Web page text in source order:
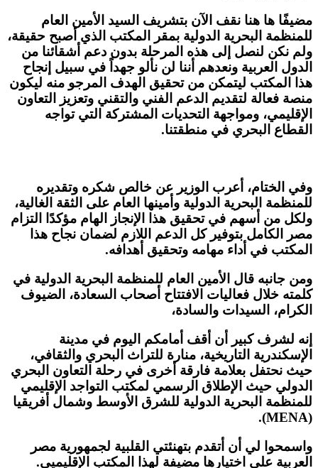
مضيفًا ها هنا نقف الآن بتشريف السيد الأمين العام
للمنظمة البحرية الدولية بمقر المكتب الذي أصبح حقيقة،
ولم نكن لنصل إلى هذه المرحلة بدون دعم أشقائنا من
الدول العربية ونعدهم أننا لن نألو جهداً في سبيل إنجاح
هذا المكتب ليتمكن من تحقيق الهدف المرجو منه ليكون
منصة فعالة لتقديم الدعم الفني والتقني وتعزيز التعاون
الإقليمي، ومواجهة التحديات المشتركة التي تواجه
القطاع البحري في منطقتنا.
وفي الختام، أعرب الوزير عن خالص شكره وتقديره
للمنظمة البحرية الدولية وأمينها العام على الثقة الغالية،
ولكل من أسهم في تحقيق هذا الإنجاز الهام مؤكدًا التزام
مصر الكامل بتوفير كل الدعم اللازم لضمان نجاح هذا
المكتب في أداء مهامه وتحقيق أهدافه.
ومن جانبه قال الأمين العام للمنظمة البحرية الدولية في
كلمته خلال فعاليات الافتتاح أصحاب السعادة، الضيوف
الكرام، السيدات والسادة،
إنه لشرف كبير أن أقف أمامكم اليوم في مدينة
الإسكندرية التاريخية، منارة للتراث البحري والثقافي،
حيث نحتفل بعلامة فارقة أخرى في رحلة التعاون البحري
الدولي حيث الإطلاق الرسمي لمكتب التواجد الإقليمي
للمنظمة البحرية الدولية للشرق الأوسط وشمال أفريقيا
(MENA).
واسمحوا لي أن أتقدم بتهنئتي القلبية لجمهورية مصر
العربية على اختيارها مضيفة لهذا المكتب الإقليميي.